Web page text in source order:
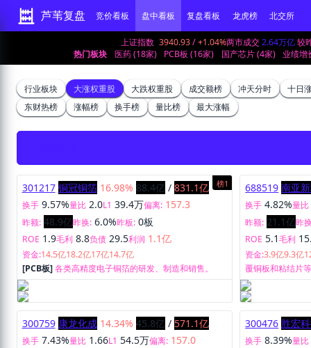
芦苇复盘 竞价看板 盘中看板 复盘看板 龙虎榜 北交所
上证指数 3940.93 /+1.04%两市成交2.64万亿 较
热门板块
医药 (18家) PCB板 (16家) 国产芯片 (4家) 业绩增
行业板块 大涨权重股 大跌权重股 成交额榜 冲天分时
十日
东财热榜
涨幅榜 换手榜 量比榜 最大涨幅
榜1
301217 铜冠铜箔 16.98% 88.4亿 / 831.1亿
换手 9.57%量比 2.0L1 39.4万偏离: 157.3
昨额: 48.9亿昨换: 6.0%昨板: 0板
ROE 1.9毛利 8.8负债 29.5利润 1.1亿
资金:14.5亿18.2亿17亿14.7亿
[PCB板]各类高精度电子铜箔的研发、制造和销售。
688519 南亚
换手 4.82%量比
昨额: 21.1亿昨
ROE 5.1毛利
资金:3.9亿9.3亿
覆铜板和粘结片
产及销售。
300759 康龙化成 14.34% 45.8亿 / 571.1亿
换手 7.43%量比 1.66L1 54.5万偏离: 157.0
300476 胜宏
换手 8.39%量比